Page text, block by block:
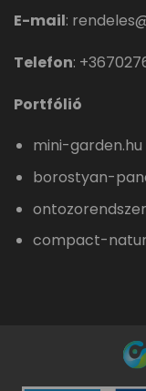
E-mail:
Telefon:
Portfólió
mini-garden.hu
borostyan-
compact-